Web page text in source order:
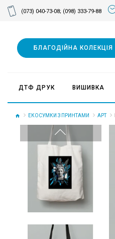
(073) 040-73-08; (098) 333-79-88
БЛАГОДІЙНА КОЛЕКЦІЯ
ДТФ ДРУК ВИШИВКА
ЕКОСУМКИ З ПРИНТАМИ АРТ